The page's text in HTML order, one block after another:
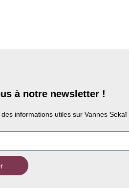
à notre newsletter !
des informations utiles sur Vannes Sekaï